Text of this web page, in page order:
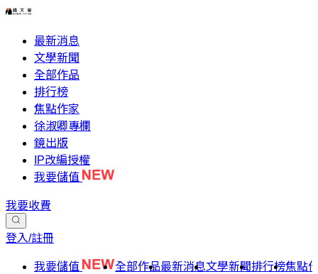
最新消息
文學新聞
全部作品
排行榜
焦點作家
徐淑卿專欄
鏡出版
IP改編授權
我要儲值
我要收費
登入/註冊
我要儲值 全部作品最新消息文學新聞排行榜焦點